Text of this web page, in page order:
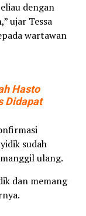
dengan
ujar Tessa
wartawan
Hasto
Didapat
sudah
ulang.
dan memang